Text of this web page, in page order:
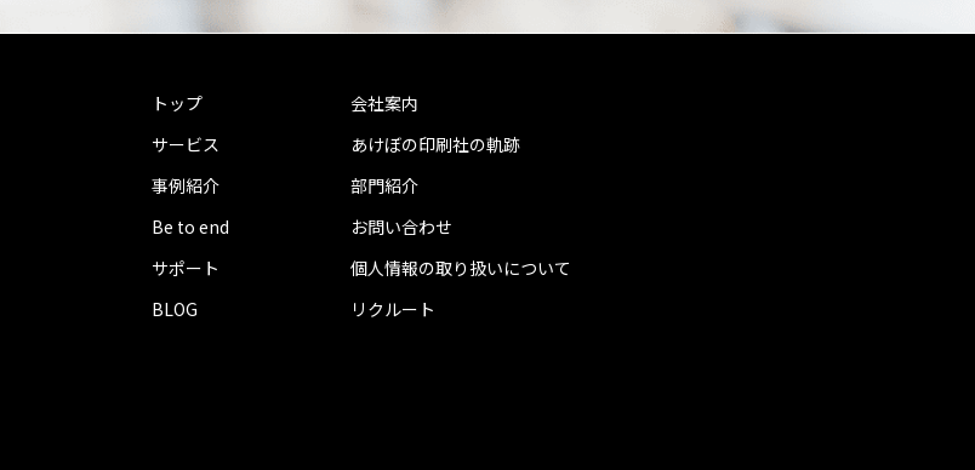
トップ
サービス
事例紹介
Be to end
サポート
BLOG
会社案内
あけぼの印刷社の軌跡
部門紹介
お問い合わせ
個人情報の取り扱いについて
リクルート